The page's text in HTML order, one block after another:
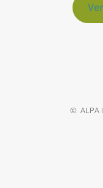
© ALPA